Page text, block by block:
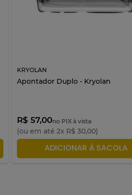
KRYOLAN
Apontador Duplo - Kryolan
R$ 57,00no PIX à vista
(ou em até2x R$ 30,00)
ADICIONAR À SACOLA